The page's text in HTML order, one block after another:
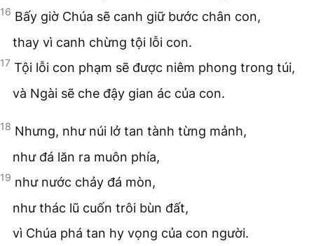
16 Bấy giờ Chúa sẽ canh giữ bước chân con,
thay vì canh chừng tội lỗi con.
17 Tội lỗi con phạm sẽ được niêm phong trong túi,
và Ngài sẽ che đậy gian ác của con.
18 Nhưng, như núi lở tan tành từng mảnh,
như đá lăn ra muôn phía,
19 như nước chảy đá mòn,
như thác lũ cuốn trôi bùn đất,
vì Chúa phá tan hy vọng của con người.